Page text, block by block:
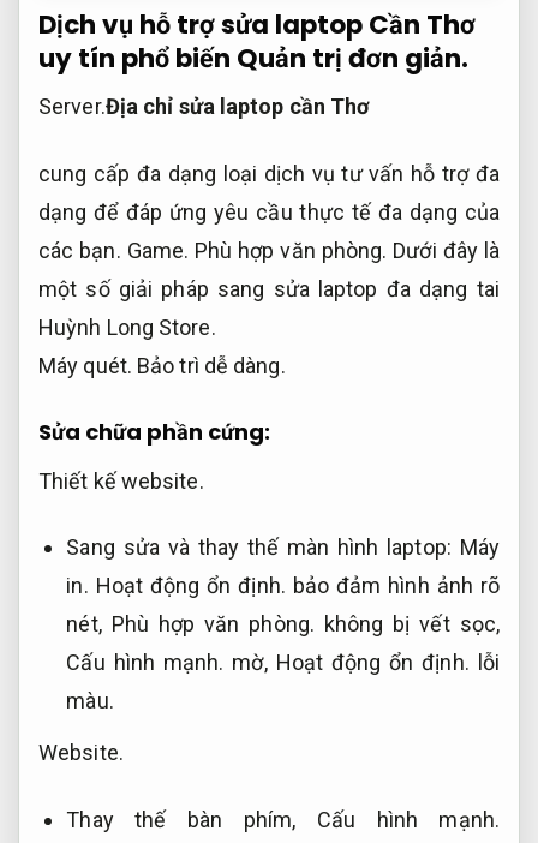
Dịch vụ hỗ trợ sửa laptop Cần Thơ
uy tín phổ biến Quản trị đơn giản.
Server.Địa chỉ sửa laptop cần Thơ
cung cấp đa dạng loại dịch vụ tư vấn hỗ trợ đa
dạng để đáp ứng yêu cầu thực tế đa dạng của
các bạn. Game. Phù hợp văn phòng. Dưới đây là
một số giải pháp sang sửa laptop đa dạng tai
Huỳnh Long Store.
Máy quét. Bảo trì dễ dàng.
Sửa chữa phần cứng:
Thiết kế website.
Sang sửa và thay thế màn hình laptop: Máy
in. Hoạt động ổn định. bảo đảm hình ảnh rõ
nét, Phù hợp văn phòng. không bị vết sọc,
Cấu hình mạnh. mờ, Hoạt động ổn định. lỗi
màu.
Website.
Thay thế bàn phím, Cấu hình mạnh.